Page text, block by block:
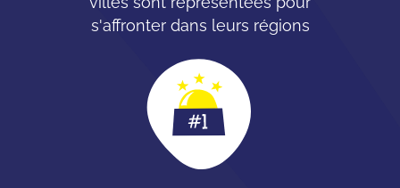
s'affronter dans leurs régions